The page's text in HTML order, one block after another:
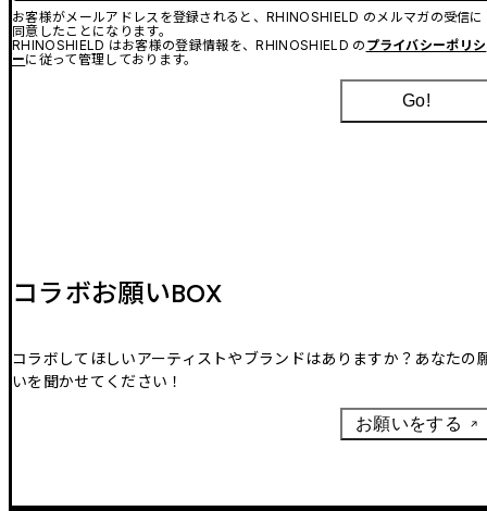
お客様がメールアドレスを登録されると、RHINOSHIELD のメルマガの受信に
同意したことになります。
RHINOSHIELD はお客様の登録情報を、RHINOSHIELD の プライバシーポリシ
ーに従って管理しております。
Go!
コラボお願いBOX
コラボしてほしいアーティストやブランドはありますか？あなたの
いを聞かせてください！
お願いをする